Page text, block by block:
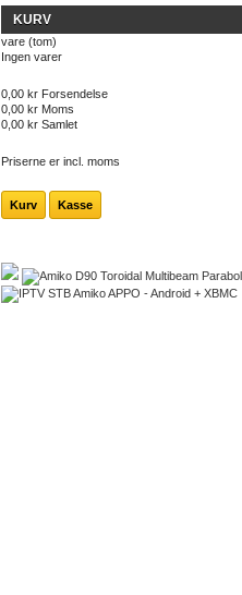
KURV
vare (tom)
Ingen varer
0,00 kr Forsendelse
0,00 kr Moms
0,00 kr Samlet
Priserne er incl. moms
Kurv Kasse